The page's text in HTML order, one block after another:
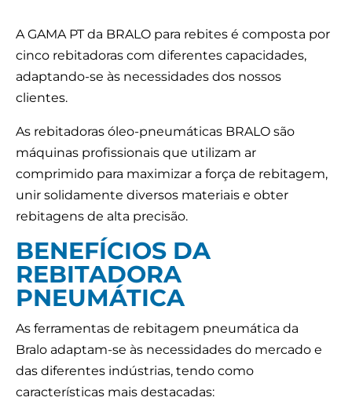
A GAMA PT da BRALO para rebites é composta por
cinco rebitadoras com diferentes capacidades,
adaptando-se às necessidades dos nossos
clientes.
As rebitadoras óleo-pneumáticas BRALO são
máquinas profissionais que utilizam ar
comprimido para maximizar a força de rebitagem,
unir solidamente diversos materiais e obter
rebitagens de alta precisão.
BENEFÍCIOS DA
REBITADORA
PNEUMÁTICA
As ferramentas de rebitagem pneumática da
Bralo adaptam-se às necessidades do mercado e
das diferentes indústrias, tendo como
características mais destacadas: